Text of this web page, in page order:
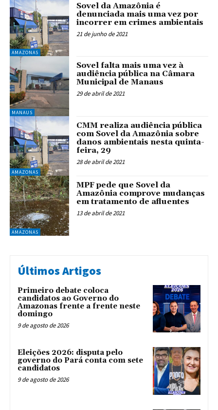
AMAZONAS
Sovel da Amazônia é
denunciada mais uma vez por
incorrer em crimes ambientais
21 de junho de 2021
MANAUS
Sovel falta mais uma vez à
audiência pública na Câmara
Municipal de Manaus
29 de abril de 2021
AMAZONAS
CMM realiza audiência pública
com Sovel da Amazônia sobre
danos ambientais nesta quinta-
feira, 29
28 de abril de 2021
AMAZONAS
MPF pede que Sovel da
Amazônia comprove mudanças
em tratamento de afluentes
13 de abril de 2021
Últimos Artigos
Primeiro debate coloca
candidatos ao Governo do
Amazonas frente a frente neste
domingo
9 de agosto de 2026
Eleições 2026: disputa pelo
governo do Pará conta com sete
candidatos
9 de agosto de 2026